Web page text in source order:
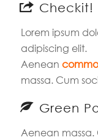
Checkit!
Lorem ipsum
adipiscing elit.
Aenean
massa. Cum
Green
Aenean massa.